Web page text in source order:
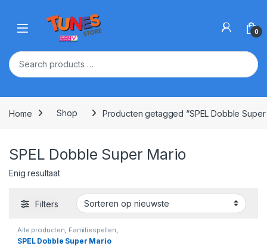
Open 0
Home Shop Producten getagged “SPEL Dobble Super
SPEL Dobble Super Mario
Enig resultaat
Filters
Alle producten, Familiespellen,
Spellen Super Mario
SPEL Dobble Super Mario